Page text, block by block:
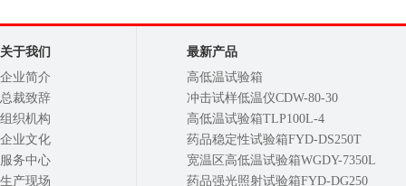
关于我们
企业简介
总裁致辞
组织机构
企业文化
服务中心
生产现场
最新产品
高低温试验箱
冲击试样低温仪CDW-80-30
高低温试验箱TLP100L-4
药品稳定性试验箱FYD-DS250T
宽温区高低温试验箱WGDY-7350L
药品强光照射试验箱FYD-DG250